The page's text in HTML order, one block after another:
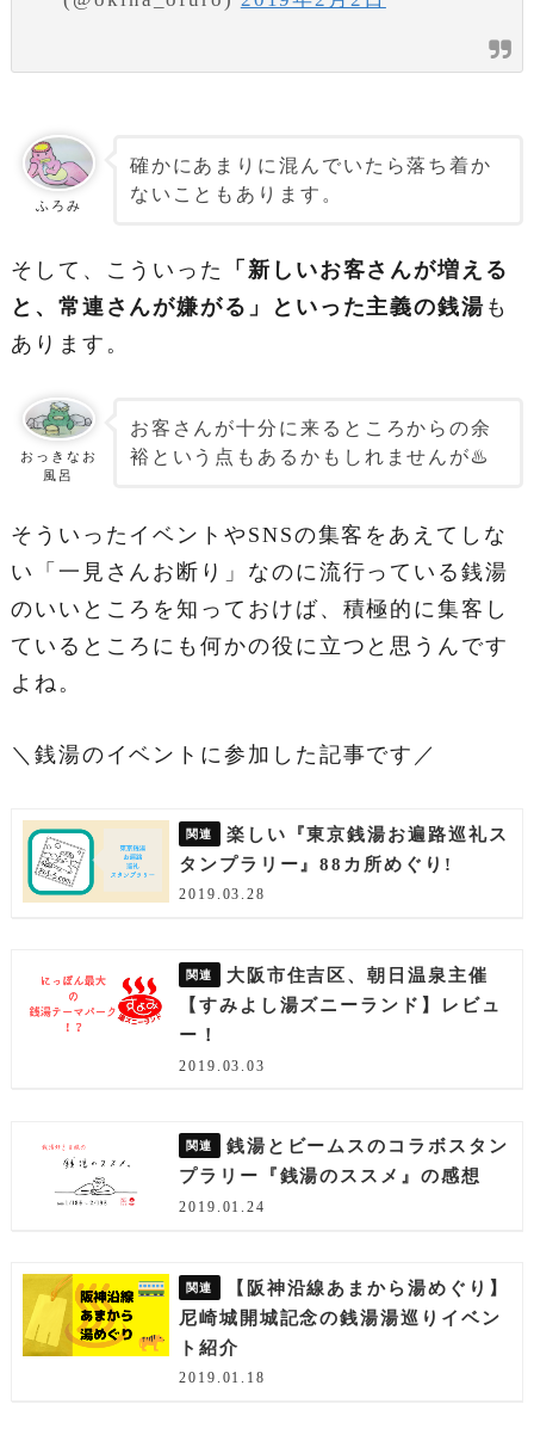
ふろみ
確かにあまりに混んでいたら落ち着か
ないこともあります。
そして、こういった
「新しいお客さんが増える
と、常連さんが嫌がる」といった主義の銭湯 も
あります。
おっきなお
風呂
お客さんが十分に来るところからの余
裕という点もあるかもしれませんが♨️
そういったイベントやSNSの集客をあえてしな
い「一見さんお断り」なのに流行っている銭湯
のいいところを知っておけば、積極的に集客し
ているところにも何かの役に立つと思うんです
よね。
＼銭湯のイベントに参加した記事です／
楽しい『東京銭湯お遍路巡礼ス
タンプラリー』88カ所めぐり!
2019.03.28
大阪市住吉区、朝日温泉主催
【すみよし湯ズニーランド】レビュ
ー！
2019.03.03
銭湯とビームスのコラボスタン
プラリー『銭湯のススメ』の感想
2019.01.24
【阪神沿線あまから湯めぐり】
尼崎城開城記念の銭湯湯巡りイベン
ト紹介
2019.01.18